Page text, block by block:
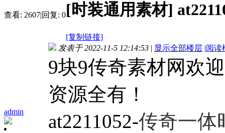
查看: 2607|回复: 0[时装通用素材]
[复制链接]
admin
发表于 2022-11-5 12:14:53 | 显示全部楼层 |阅读
9块9传奇素材网欢
资源全有！
at2211052-传奇一体